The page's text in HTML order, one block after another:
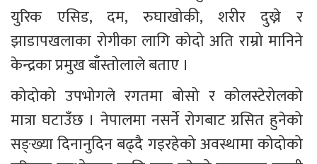
युरिक एसिड, दम, रुघाखोकी, शरीर दुख्ने र
झाडापखलाका रोगीका लागि कोदो अति राम्रो मानिने
केन्द्रका प्रमुख बाँस्तोलाले बताए ।
कोदोको उपभोगले रगतमा बोसो र कोलस्टेरोलको
मात्रा घटाउँछ । नेपालमा नसर्ने रोगबाट ग्रसित हुनेको
सङ्ख्या दिनानुदिन बढ्दै गइरहेको अवस्थामा कोदोको